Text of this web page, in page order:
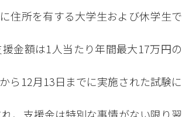
住所を有する大学生および休学生で
金額は1人当たり年間最大17万円の
ら12月13日までに実施された試験に